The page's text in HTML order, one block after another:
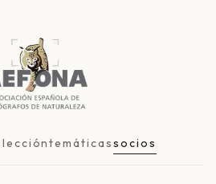
temáticassocios